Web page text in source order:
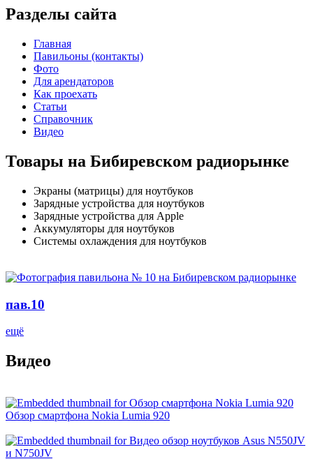
Разделы сайта
Главная
Павильоны (контакты)
Фото
Для арендаторов
Как проехать
Статьи
Справочник
Видео
Товары на Бибиревском радиорынке
Экраны (матрицы) для ноутбуков
Зарядные устройства для ноутбуков
Зарядные устройства для Apple
Аккумуляторы для ноутбуков
Системы охлаждения для ноутбуков
пав.10
ещё
Видео
Обзор смартфона Nokia Lumia 920